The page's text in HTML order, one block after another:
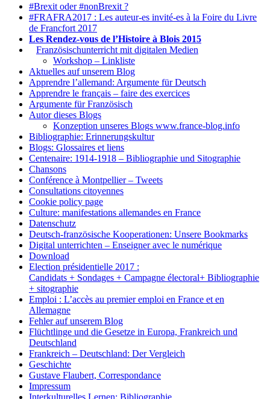
#Brexit oder #nonBrexit ?
#FRAFRA2017 : Les auteur-es invité-es à la Foire du Livre
de Francfort 2017
Les Rendez-vous de l’Histoire à Blois 2015
Französischunterricht mit digitalen Medien
Workshop – Linkliste
Aktuelles auf unserem Blog
Apprendre l’allemand: Argumente für Deutsch
Apprendre le français – faire des exercices
Argumente für Französisch
Autor dieses Blogs
Konzeption unseres Blogs www.france-blog.info
Bibliographie: Erinnerungskultur
Blogs: Glossaires et liens
Centenaire: 1914-1918 – Bibliographie und Sitographie
Chansons
Conférence à Montpellier – Tweets
Consultations citoyennes
Cookie policy page
Culture: manifestations allemandes en France
Datenschutz
Deutsch-französische Kooperationen: Unsere Bookmarks
Digital unterrichten – Enseigner avec le numérique
Download
Election présidentielle 2017 :
Candidats + Sondages + Campagne électoral+ Bibliographie
+ sitographie
Emploi : L’accès au premier emploi en France et en
Allemagne
Fehler auf unserem Blog
Flüchtlinge und die Gesetze in Europa, Frankreich und
Deutschland
Frankreich – Deutschland: Der Vergleich
Geschichte
Gustave Flaubert, Correspondance
Impressum
Interkulturelles Lernen: Bibliographie